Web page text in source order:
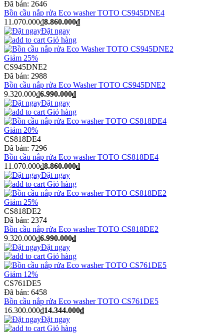
Đã bán: 2646
Bồn cầu nắp rửa Eco washer TOTO CS945DNE4
11.070.000₫8.860.000₫
Đặt ngay
Giỏ hàng
Giảm 25%
CS945DNE2
Đã bán: 2988
Bồn cầu nắp rửa Eco Washer TOTO CS945DNE2
9.320.000₫6.990.000₫
Đặt ngay
Giỏ hàng
Giảm 20%
CS818DE4
Đã bán: 7296
Bồn cầu nắp rửa Eco washer TOTO CS818DE4
11.070.000₫8.860.000₫
Đặt ngay
Giỏ hàng
Giảm 25%
CS818DE2
Đã bán: 2374
Bồn cầu nắp rửa Eco washer TOTO CS818DE2
9.320.000₫6.990.000₫
Đặt ngay
Giỏ hàng
Giảm 12%
CS761DE5
Đã bán: 6458
Bồn cầu nắp rửa Eco washer TOTO CS761DE5
16.300.000₫14.344.000₫
Đặt ngay
Giỏ hàng